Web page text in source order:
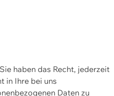
haben das Recht, jederzeit
in Ihre bei uns
Daten zu